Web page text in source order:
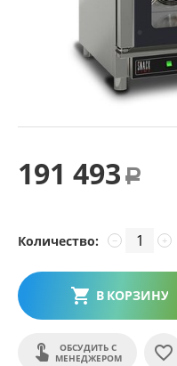
191 493 Р
Количество: +
−
В КОРЗИНУ
ОБСУДИТЬ С
МЕНЕДЖЕРОМ